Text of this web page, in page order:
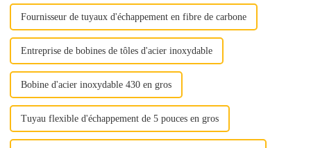
Fournisseur de tuyaux d'échappement en fibre de carbone
Entreprise de bobines de tôles d'acier inoxydable
Bobine d'acier inoxydable 430 en gros
Tuyau flexible d'échappement de 5 pouces en gros